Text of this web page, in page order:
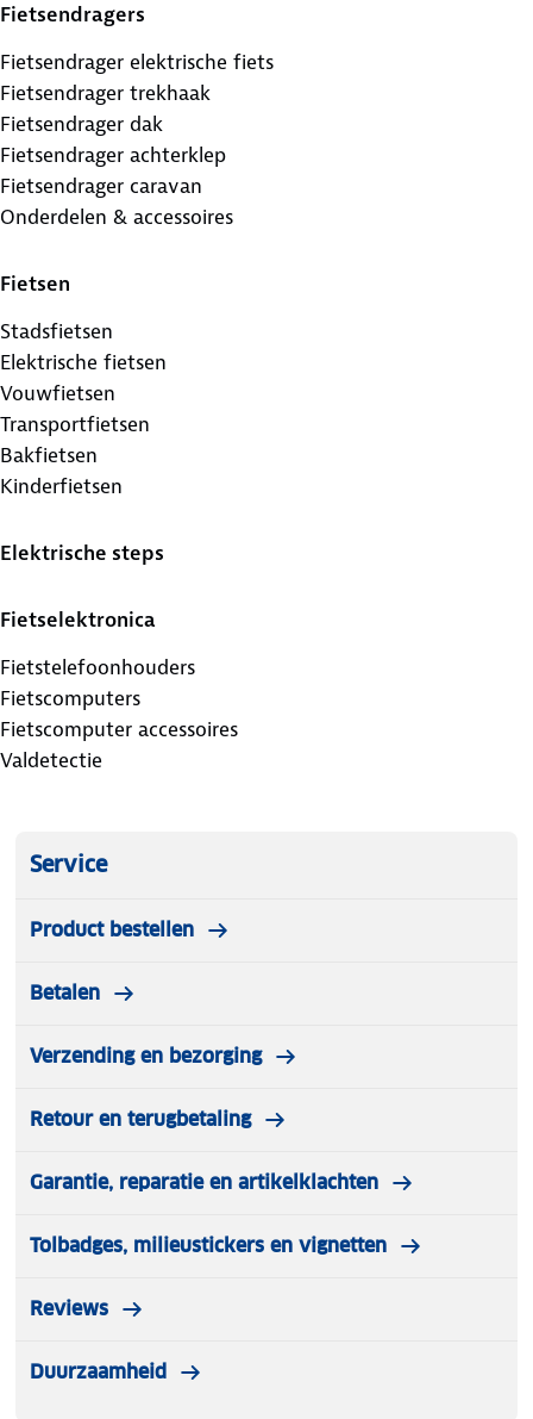
Fietsendragers
Fietsendrager elektrische fiets
Fietsendrager trekhaak
Fietsendrager dak
Fietsendrager achterklep
Fietsendrager caravan
Onderdelen & accessoires
Fietsen
Stadsfietsen
Elektrische fietsen
Vouwfietsen
Transportfietsen
Bakfietsen
Kinderfietsen
Elektrische steps
Fietselektronica
Fietstelefoonhouders
Fietscomputers
Fietscomputer accessoires
Valdetectie
Service
Product bestellen
Betalen
Verzending en bezorging
Retour en terugbetaling
Garantie, reparatie en artikelklachten
Tolbadges, milieustickers en vignetten
Reviews
Duurzaamheid